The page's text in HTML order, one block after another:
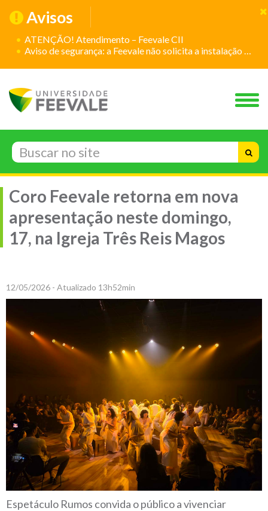
Avisos
ATENÇÃO! Atendimento – Feevale CII
Aviso de segurança: a Feevale não solicita a instalação de aplicativos
Coro Feevale retorna em nova
apresentação neste domingo,
17, na Igreja Três Reis Magos
12/05/2026 - Atualizado 13h52min
Espetáculo Rumos convida o público a vivenciar